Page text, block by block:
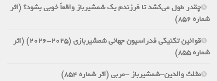
چقدر طول می‌کشد تا فرزندم یک شمشیرباز واقعاً خوبی بشود؟ (اثر
شماره 856)
قوانین تکنیکی فدراسیون جهانی شمشیربازی (2025-2026) (اثر
شماره 855)
مثلث والدین-شمشیرباز -مربی (اثر شماره 854)